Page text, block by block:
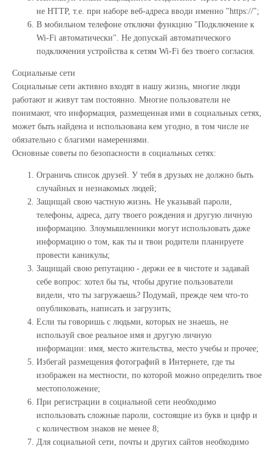
не HTTP, т.е. при наборе веб-адреса вводи именно "https://";
В мобильном телефоне отключи функцию "Подключение к
Wi-Fi автоматически". Не допускай автоматического
подключения устройства к сетям Wi-Fi без твоего согласия.
Социальные сети
Социальные сети активно входят в нашу жизнь, многие люди
работают и живут там постоянно. Многие пользователи не
понимают, что информация, размещенная ими в социальных сетях,
может быть найдена и использована кем угодно, в том числе не
обязательно с благими намерениями.
Основные советы по безопасности в социальных сетях:
Ограничь список друзей. У тебя в друзьях не должно быть
случайных и незнакомых людей;
Защищай свою частную жизнь. Не указывай пароли,
телефоны, адреса, дату твоего рождения и другую личную
информацию. Злоумышленники могут использовать даже
информацию о том, как ты и твои родители планируете
провести каникулы;
Защищай свою репутацию - держи ее в чистоте и задавай
себе вопрос: хотел бы ты, чтобы другие пользователи
видели, что ты загружаешь? Подумай, прежде чем что-то
опубликовать, написать и загрузить;
Если ты говоришь с людьми, которых не знаешь, не
используй свое реальное имя и другую личную
информации: имя, место жительства, место учебы и прочее;
Избегай размещения фотографий в Интернете, где ты
изображен на местности, по которой можно определить твое
местоположение;
При регистрации в социальной сети необходимо
использовать сложные пароли, состоящие из букв и цифр и
с количеством знаков не менее 8;
Для социальной сети, почты и других сайтов необходимо